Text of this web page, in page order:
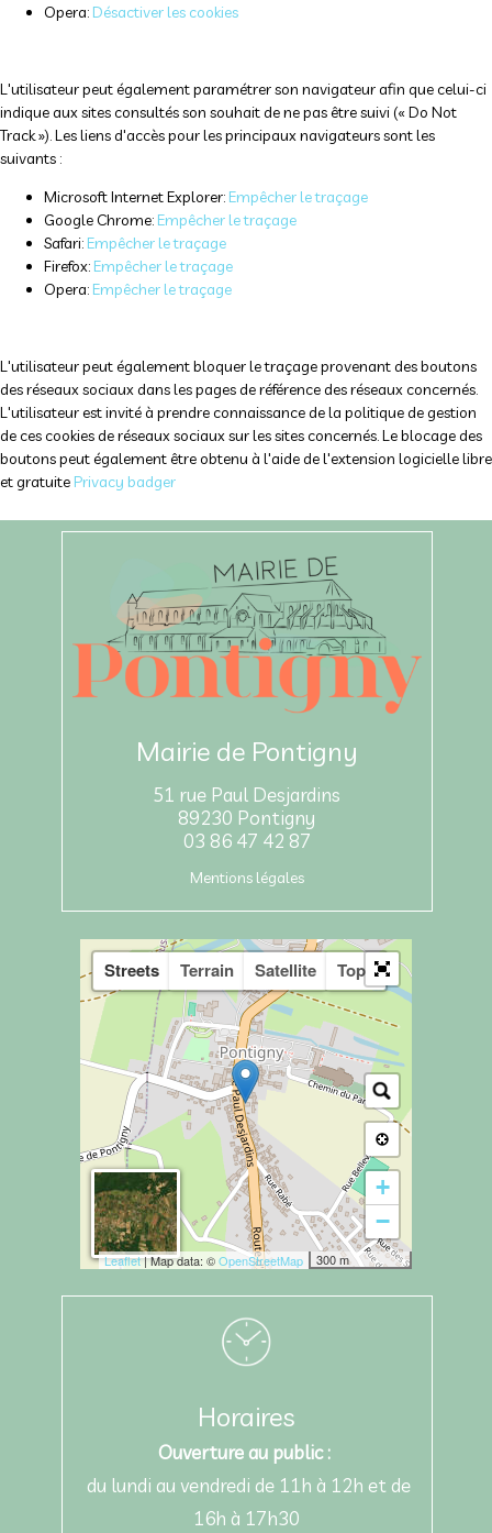
Opera: Désactiver les cookies
L'utilisateur peut également paramétrer son navigateur afin que celui-ci
indique aux sites consultés son souhait de ne pas être suivi (« Do Not
Track »). Les liens d'accès pour les principaux navigateurs sont les
suivants :
Microsoft Internet Explorer: Empêcher le traçage
Google Chrome: Empêcher le traçage
Safari: Empêcher le traçage
Firefox: Empêcher le traçage
Opera: Empêcher le traçage
L'utilisateur peut également bloquer le traçage provenant des boutons
des réseaux sociaux dans les pages de référence des réseaux concernés.
L'utilisateur est invité à prendre connaissance de la politique de gestion
de ces cookies de réseaux sociaux sur les sites concernés. Le blocage des
boutons peut également être obtenu à l'aide de l'extension logicielle libre
et gratuite Privacy badger
Mairie de Pontigny
51 rue Paul Desjardins
89230 Pontigny
03 86 47 42 87
Mentions légales
Streets Terrain Satellite Topo
+
−
300 m
Leaflet| Map data: ©OpenStreetMap
Horaires
Ouverture au public :
du lundi au vendredi de 11h à 12h et de
16h à 17h30